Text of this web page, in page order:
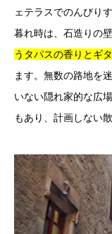
ェテラスでのんびり
暮れ時は、石造りの
うタパスの香りとギ
ます。無数の路地を
いない隠れ家的な広
もあり、計画しない